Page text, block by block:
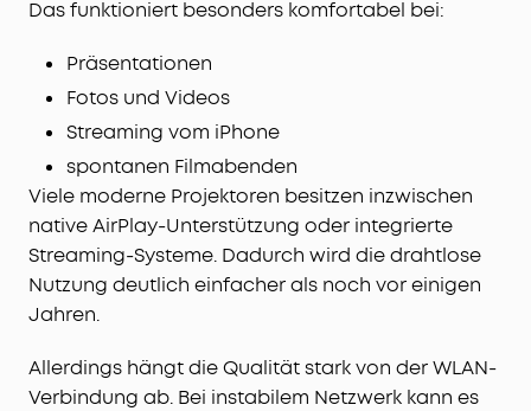
Das funktioniert besonders komfortabel bei:
Präsentationen
Fotos und Videos
Streaming vom iPhone
spontanen Filmabenden
Viele moderne Projektoren besitzen inzwischen
native AirPlay-Unterstützung oder integrierte
Streaming-Systeme. Dadurch wird die drahtlose
Nutzung deutlich einfacher als noch vor einigen
Jahren.
Allerdings hängt die Qualität stark von der WLAN-
Verbindung ab. Bei instabilem Netzwerk kann es